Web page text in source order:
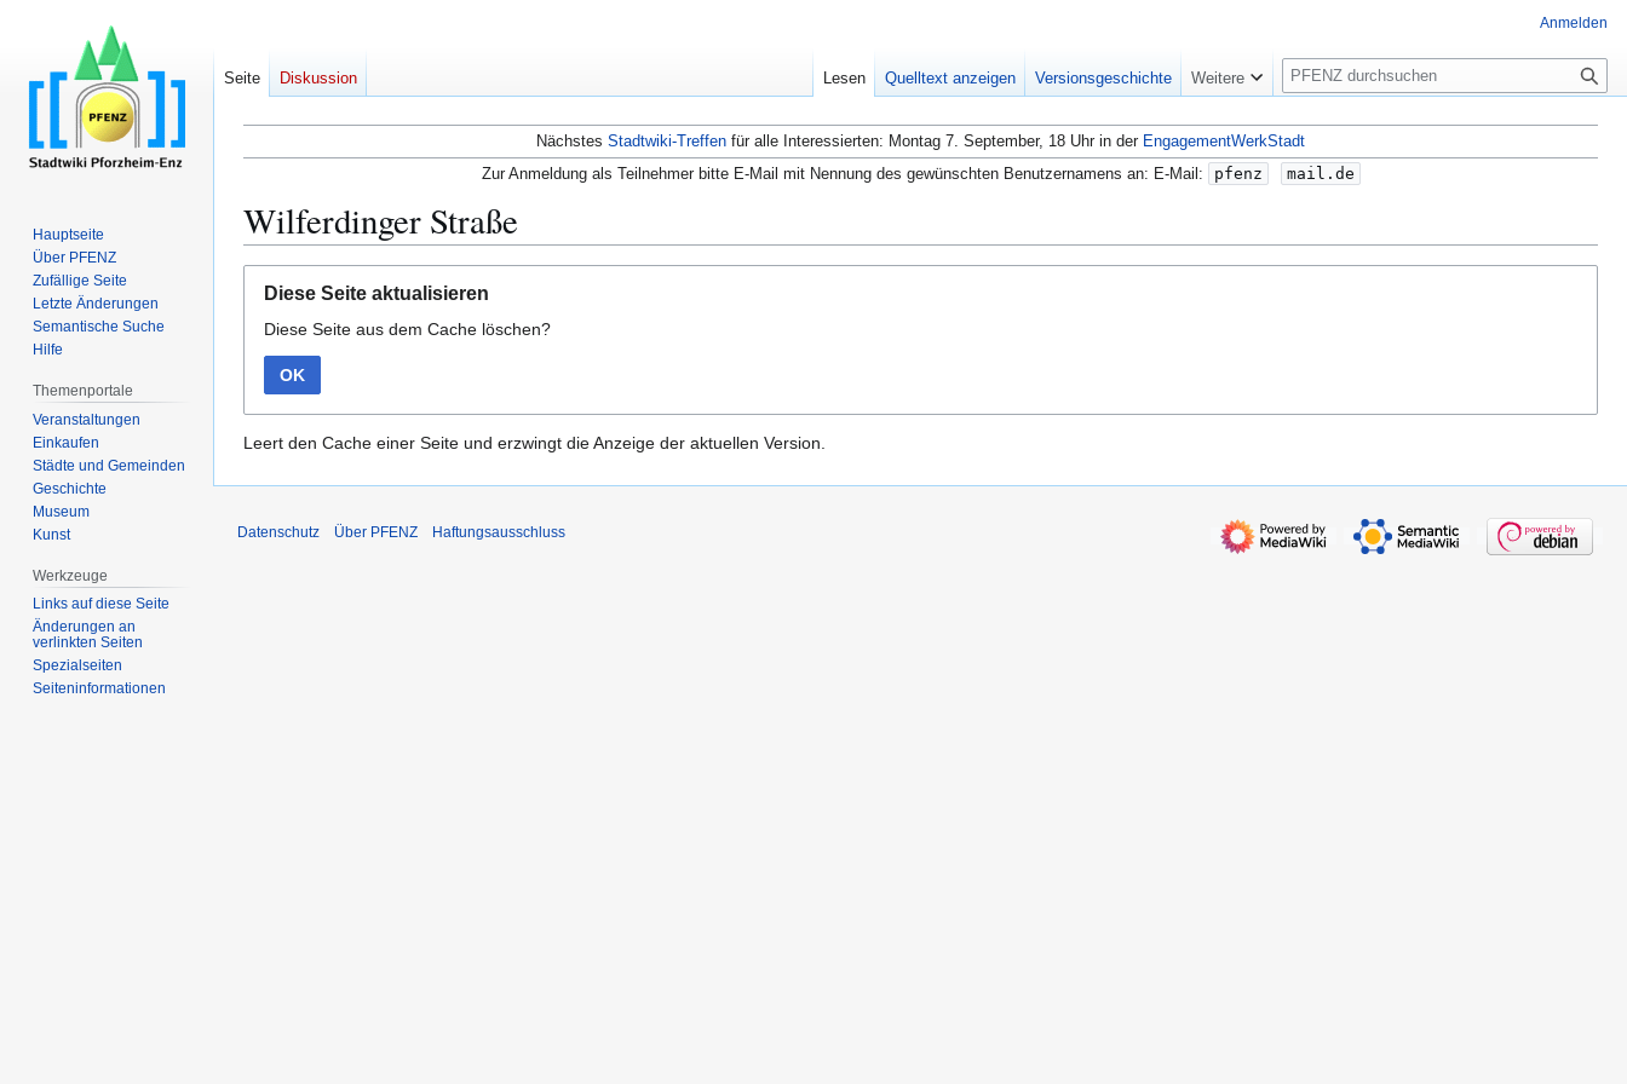
Nächstes Stadtwiki-Treffen für alle Interessierten: Montag 7. September, 18 Uhr in der EngagementWerkStadt
Zur Anmeldung als Teilnehmer bitte E-Mail mit Nennung des gewünschten Benutzernamens an: E-Mail:
pfenz mail.de
Wilferdinger Straße
Navigation
springen
Suche
springen
Diese Seite aktualisieren
Diese Seite aus dem Cache löschen?
OK
Leert den Cache einer Seite und erzwingt die Anzeige der aktuellen Version.
Anmelden
Seite Diskussion Lesen Quelltext anzeigen Versionsgeschichte Weitere
S
u
c
h
e
Hauptseite
Über PFENZ
Zufällige Seite
Letzte Änderungen
Semantische Suche
Hilfe
Themenportale
Veranstaltungen
Einkaufen
Städte und Gemeinden
Geschichte
Museum
Kunst
Werkzeuge
Links auf diese Seite
Änderungen an
verlinkten Seiten
Spezialseiten
Seiten­­informationen
Datenschutz Über PFENZ Haftungsausschluss